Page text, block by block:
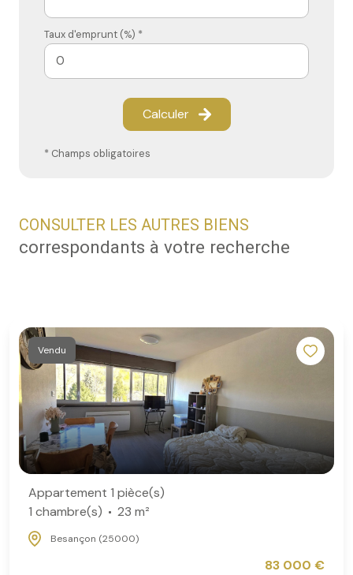
Taux d'emprunt (%) *
Calculer
* Champs obligatoires
CONSULTER LES AUTRES BIENS
correspondants à votre recherche
Vendu
Appartement 1 pièce(s)
1 chambre(s)
23 m²
Besançon (25000)
83 000 €